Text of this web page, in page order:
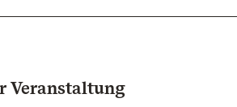
Veranstaltung